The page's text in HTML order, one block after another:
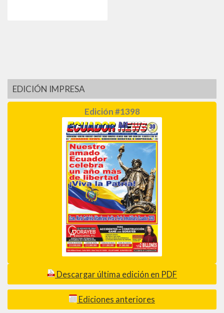
EDICIÓN IMPRESA
Edición #1398
Descargar última edición en PDF
Ediciones anteriores